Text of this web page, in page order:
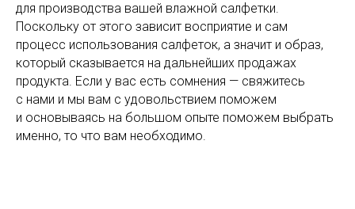
для производства вашей влажной салфетки.
Поскольку от этого зависит восприятие и сам
процесс использования салфеток, а значит и образ,
который сказывается на дальнейших продажах
продукта. Если у вас есть сомнения — свяжитесь
с нами и мы вам с удовольствием поможем
и основываясь на большом опыте поможем выбрать
именно, то что вам необходимо.